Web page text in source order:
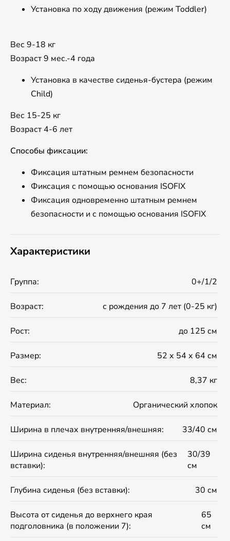
Установка по ходу движения (режим Toddler)
Вес 9-18 кг
Возраст 9 мес.-4 года
Установка в качестве сиденья-бустера (режим
Child)
Вес 15-25 кг
Возраст 4-6 лет
Способы фиксации:
Фиксация штатным ремнем безопасности
Фиксация с помощью основания ISOFIX
Фиксация одновременно штатным ремнем
безопасности и с помощью основания ISOFIX
Характеристики
Группа: 0+/1/2
Возраст: с рождения до 7 лет (0-25 кг)
Рост: до 125 см
Размер: 52 х 54 х 64 см
Вес: 8,37 кг
Материал: Органический хлопок
Ширина в плечах внутренняя/внешняя: 33/40 см
Ширина сиденья внутренняя/внешняя (без
вставки):
30/39
см
Глубина сиденья (без вставки): 30 см
Высота от сиденья до верхнего края
подголовника (в положении 7):
65
см